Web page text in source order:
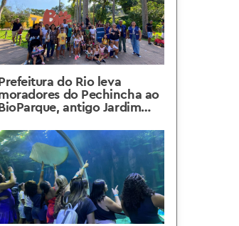
do Rio leva
do Pechincha ao
antigo Jardim